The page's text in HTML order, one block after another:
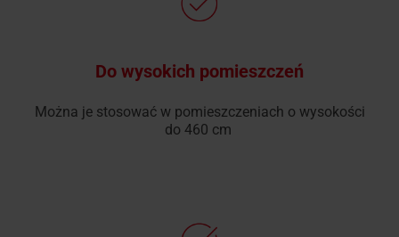
Do wysokich pomieszczeń
Można je stosować w pomieszczeniach o wysokości
do 460 cm